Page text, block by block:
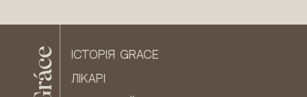
ІСТОРІЯ GRACE
ЛІКАРІ